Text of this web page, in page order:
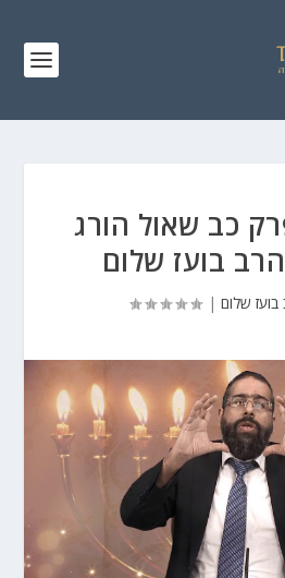
כב שאול הורג
בועז שלום
בועז שלום |